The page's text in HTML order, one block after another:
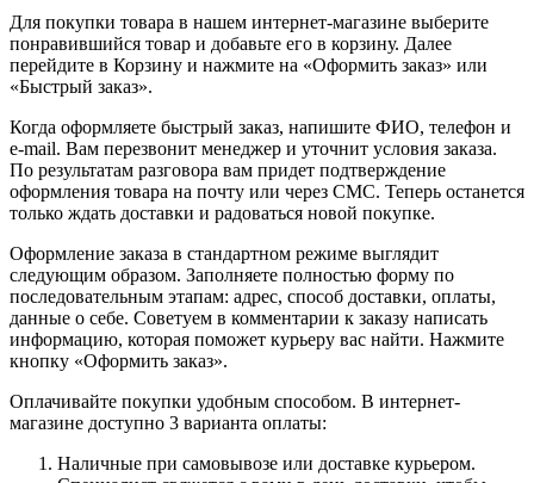
Для покупки товара в нашем интернет-магазине выберите
понравившийся товар и добавьте его в корзину. Далее
перейдите в Корзину и нажмите на «Оформить заказ» или
«Быстрый заказ».
Когда оформляете быстрый заказ, напишите ФИО, телефон и
e-mail. Вам перезвонит менеджер и уточнит условия заказа.
По результатам разговора вам придет подтверждение
оформления товара на почту или через СМС. Теперь останется
только ждать доставки и радоваться новой покупке.
Оформление заказа в стандартном режиме выглядит
следующим образом. Заполняете полностью форму по
последовательным этапам: адрес, способ доставки, оплаты,
данные о себе. Советуем в комментарии к заказу написать
информацию, которая поможет курьеру вас найти. Нажмите
кнопку «Оформить заказ».
Оплачивайте покупки удобным способом. В интернет-
магазине доступно 3 варианта оплаты:
Наличные при самовывозе или доставке курьером.